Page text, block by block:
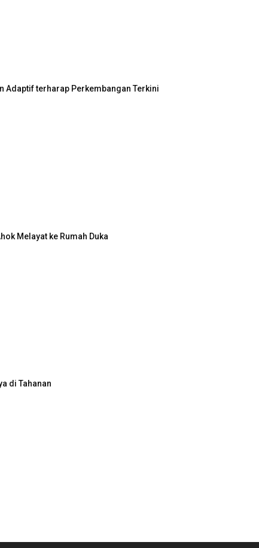
Adaptif terharap Perkembangan Terkini
Melayat ke Rumah Duka
di Tahanan